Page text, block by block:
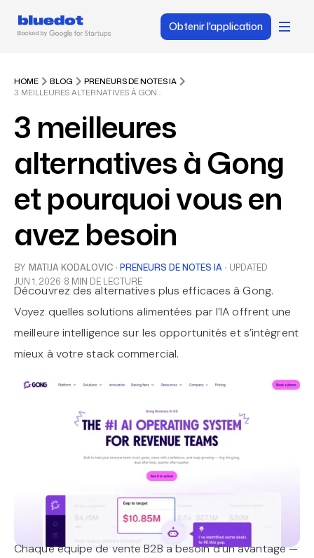
Obtenir l'application
HOME BLOG
PRENEURS DE NOTES IA
3 MEILLEURES ALTERNATIVES À GONG ET POURQUOI VOUS EN AVEZ BESOIN
3 meilleures
alternatives à Gong
et pourquoi vous en
avez besoin
BY MATIJA KODALOVIC · PRENEURS DE NOTES IA · UPDATED
JUN 1, 2026 8 MIN DE LECTURE
Découvrez des alternatives plus efficaces à Gong.
Voyez quelles solutions alimentées par l’IA offrent une
meilleure intelligence sur les opportunités et s’intègrent
mieux à votre stack commercial.
Chaque équipe de vente B2B a besoin d’un avantage —